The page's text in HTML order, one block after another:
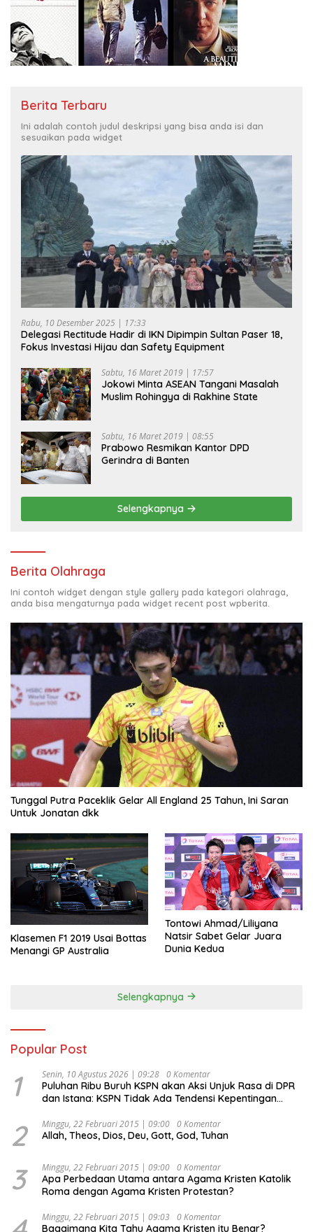
Berita Terbaru
Ini adalah contoh judul deskripsi yang bisa anda isi dan
sesuaikan pada widget
Rabu, 10 Desember 2025 | 17:33
Delegasi Rectitude Hadir di IKN Dipimpin Sultan Paser 18,
Fokus Investasi Hijau dan Safety Equipment
Sabtu, 16 Maret 2019 | 17:57
Jokowi Minta ASEAN Tangani Masalah
Muslim Rohingya di Rakhine State
Sabtu, 16 Maret 2019 | 08:55
Prabowo Resmikan Kantor DPD
Gerindra di Banten
Selengkapnya
Berita Olahraga
Ini contoh widget dengan style gallery pada kategori olahraga,
anda bisa mengaturnya pada widget recent post wpberita.
Tunggal Putra Paceklik Gelar All England 25 Tahun, Ini Saran
Untuk Jonatan dkk
Klasemen F1 2019 Usai Bottas
Menangi GP Australia
Tontowi Ahmad/Liliyana
Natsir Sabet Gelar Juara
Dunia Kedua
Selengkapnya
Popular Post
1 Senin, 10 Agustus 2026 | 09:28 0 Komentar
Puluhan Ribu Buruh KSPN akan Aksi Unjuk Rasa di DPR
dan Istana: KSPN Tidak Ada Tendensi Kepentingan
2 Minggu, 22 Februari 2015 | 09:00 0 Komentar
Allah, Theos, Dios, Deu, Gott, God, Tuhan
3 Minggu, 22 Februari 2015 | 09:00 0 Komentar
Apa Perbedaan Utama antara Agama Kristen Katolik
Roma dengan Agama Kristen Protestan?
Minggu, 22 Februari 2015 | 09:03 0 Komentar
Bagaimana Kita Tahu Agama Kristen itu Benar?